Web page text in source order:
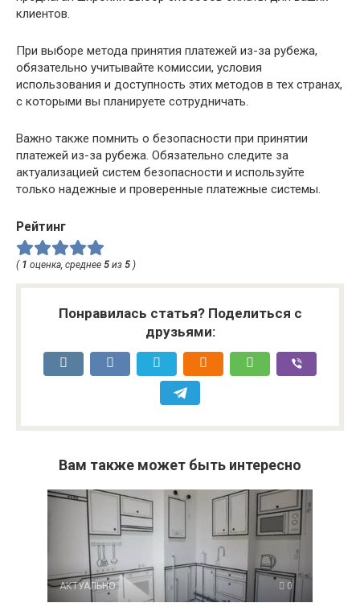
клиентов.
При выборе метода принятия платежей из-за рубежа,
обязательно учитывайте комиссии, условия
использования и доступность этих методов в тех странах,
с которыми вы планируете сотрудничать.
Важно также помнить о безопасности при принятии
платежей из-за рубежа. Обязательно следите за
актуализацией систем безопасности и используйте
только надежные и проверенные платежные системы.
Рейтинг
( 1 оценка, среднее 5 из 5 )
Понравилась статья? Поделиться с
друзьями:
Вам также может быть интересно
АКТУАЛЬНО 0